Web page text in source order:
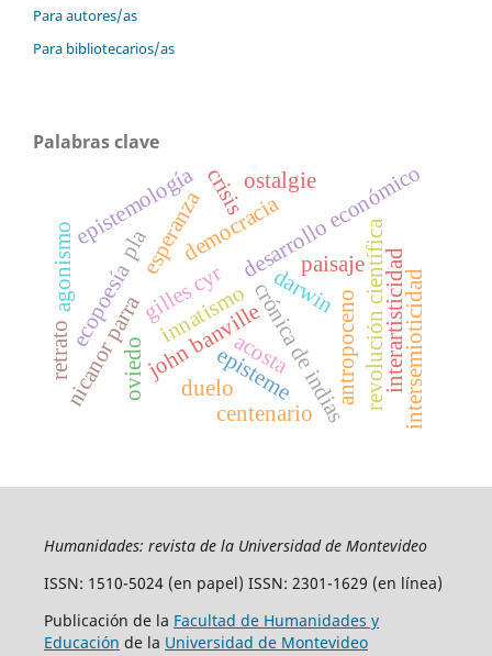
Para autores/as
Para bibliotecarios/as
Palabras clave
esperanza
crónica de indias
democraciadesarrollo económico
gilles cyr revolución científica
john banville
epistemología
episteme
innatismo darwin
oviedo acosta
nicanor parra
ecopoesía
agonismo
antropoceno interartisticidad
crisis
intersemioticidad
retrato
pla
paisaje
centenario
ostalgie
duelo
Humanidades: revista de la Universidad de Montevideo
ISSN: 1510-5024 (en papel) ISSN: 2301-1629 (en línea)
Publicación de la Facultad de Humanidades y
Educación de la Universidad de Montevideo